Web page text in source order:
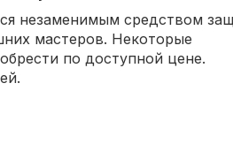
незаменимым средством
мастеров. Некоторые
по доступной цене.